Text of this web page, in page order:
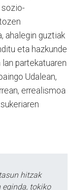
sozio-
ahalegin guztiak
eta hazkunde
lan partekatuaren
Udalean,
errealismoa
hitzak
tokiko